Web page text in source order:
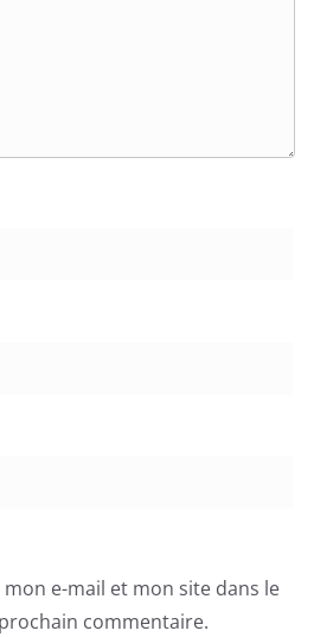
e-mail et mon site dans le
commentaire.